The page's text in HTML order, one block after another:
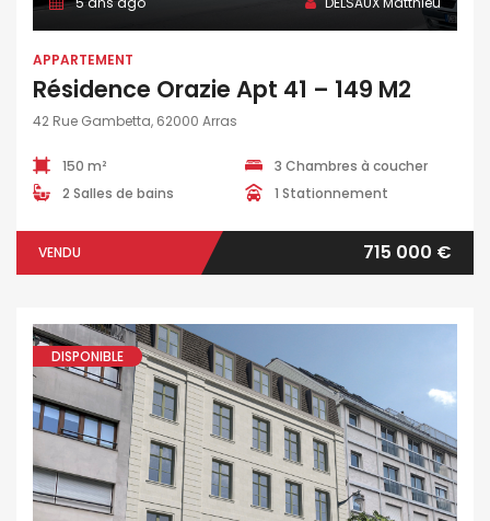
APPARTEMENT
Résidence Orazie Apt 41 – 149 M2
42 Rue Gambetta, 62000 Arras
150 m²
3 Chambres à coucher
2 Salles de bains
1 Stationnement
VENDU 715 000 €
DISPONIBLE